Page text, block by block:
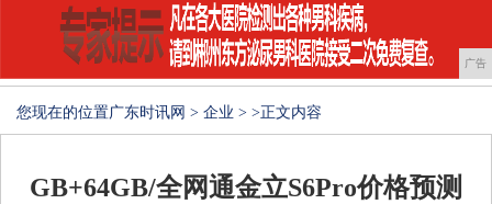
广告
您现在的位置广东时讯网 > 企业 > >正文内容
GB+64GB/全网通金立S6Pro价格预测